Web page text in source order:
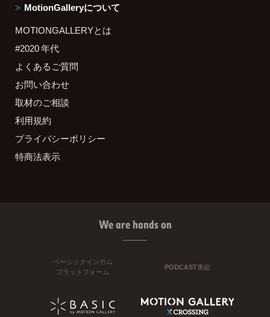
MotionGalleryについて
MOTIONGALLERYとは
#2020 年代
よくあるご質問
お問い合わせ
取材のご相談
利用規約
プライバシーポリシー
特商法表示
We are hands on
ベーシックインカム
プラットフォーム
PODCAST番組